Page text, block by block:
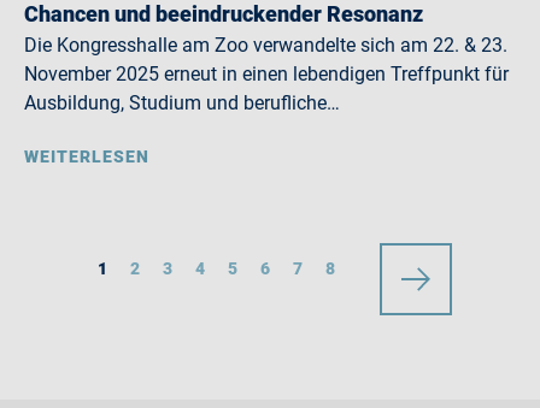
Chancen und beeindruckender Resonanz
Die Kongresshalle am Zoo verwandelte sich am 22. & 23.
November 2025 erneut in einen lebendigen Treffpunkt für
Ausbildung, Studium und berufliche…
WEITERLESEN
1 2 3 4 5 6 7 8